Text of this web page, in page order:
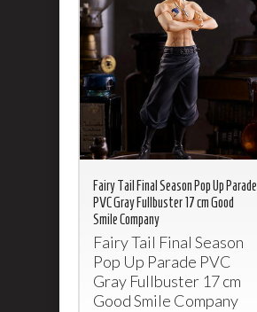
Fairy Tail Final Season Pop Up Parade
PVC Gray Fullbuster 17 cm Good
Smile Company
Fairy Tail Final Season
Pop Up Parade PVC
Gray Fullbuster 17 cm
Good Smile Company